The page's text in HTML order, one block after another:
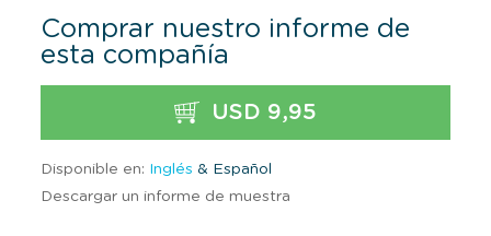
Comprar nuestro informe de
esta compañía
USD 9,95
Disponible en: Inglés & Español
Descargar un informe de muestra